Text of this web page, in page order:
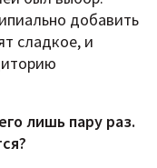
добавить
сладкое, и
лишь пару раз.